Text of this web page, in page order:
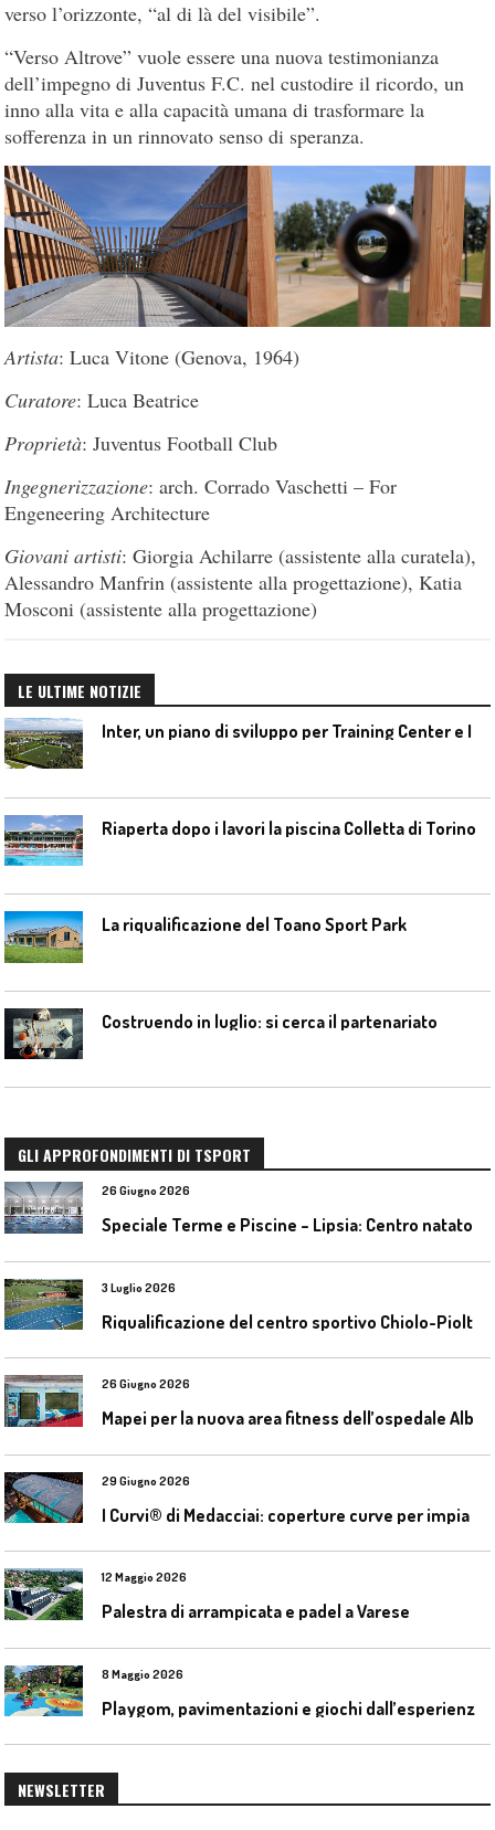
verso l’orizzonte, “al di là del visibile”.
“Verso Altrove” vuole essere una nuova testimonianza
dell’impegno di Juventus F.C. nel custodire il ricordo, un
inno alla vita e alla capacità umana di trasformare la
sofferenza in un rinnovato senso di speranza.
Artista: Luca Vitone (Genova, 1964)
Curatore: Luca Beatrice
Proprietà: Juventus Football Club
Ingegnerizzazione: arch. Corrado Vaschetti – For
Engeneering Architecture
Giovani artisti: Giorgia Achilarre (assistente alla curatela),
Alessandro Manfrin (assistente alla progettazione), Katia
Mosconi (assistente alla progettazione)
LE ULTIME NOTIZIE
Riaperta dopo i lavori la piscina Colletta di Torino
La riqualificazione del Toano Sport Park
Costruendo in luglio: si cerca il partenariato
GLI APPROFONDIMENTI DI TSPORT
26 Giugno 2026
3 Luglio 2026
26 Giugno 2026
29 Giugno 2026
12 Maggio 2026
Palestra di arrampicata e padel a Varese
8 Maggio 2026
NEWSLETTER